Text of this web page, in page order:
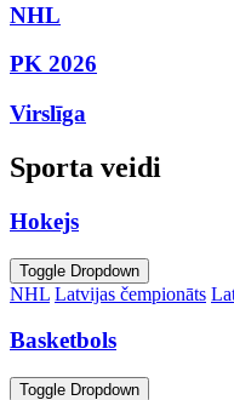
NHL
PK 2026
Virslīga
Sporta veidi
Hokejs
Toggle Dropdown
NHL Latvijas čempionāts
Basketbols
Toggle Dropdown